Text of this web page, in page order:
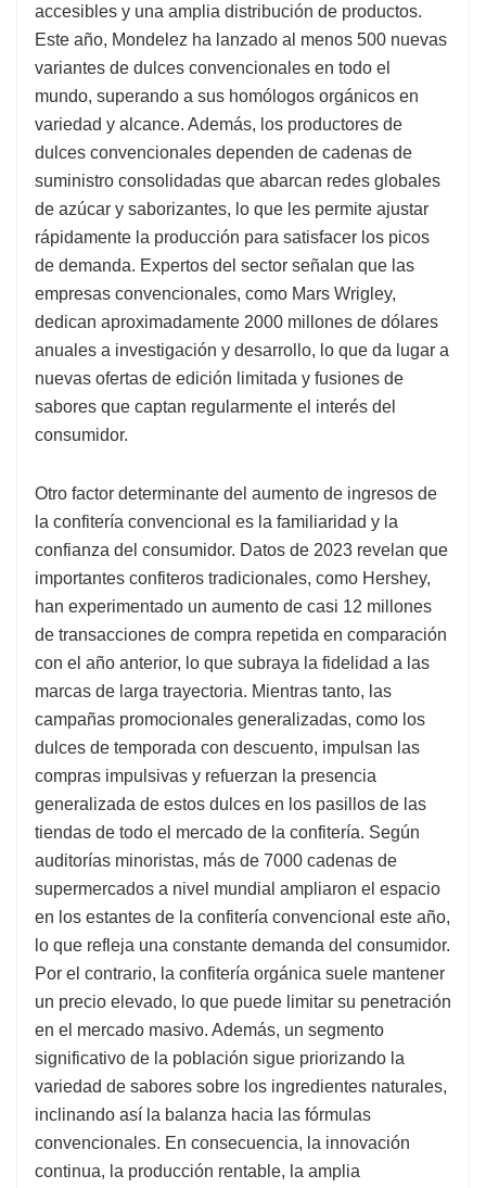
accesibles y una amplia distribución de productos.
Este año, Mondelez ha lanzado al menos 500 nuevas
variantes de dulces convencionales en todo el
mundo, superando a sus homólogos orgánicos en
variedad y alcance. Además, los productores de
dulces convencionales dependen de cadenas de
suministro consolidadas que abarcan redes globales
de azúcar y saborizantes, lo que les permite ajustar
rápidamente la producción para satisfacer los picos
de demanda. Expertos del sector señalan que las
empresas convencionales, como Mars Wrigley,
dedican aproximadamente 2000 millones de dólares
anuales a investigación y desarrollo, lo que da lugar a
nuevas ofertas de edición limitada y fusiones de
sabores que captan regularmente el interés del
consumidor.
Otro factor determinante del aumento de ingresos de
la confitería convencional es la familiaridad y la
confianza del consumidor. Datos de 2023 revelan que
importantes confiteros tradicionales, como Hershey,
han experimentado un aumento de casi 12 millones
de transacciones de compra repetida en comparación
con el año anterior, lo que subraya la fidelidad a las
marcas de larga trayectoria. Mientras tanto, las
campañas promocionales generalizadas, como los
dulces de temporada con descuento, impulsan las
compras impulsivas y refuerzan la presencia
generalizada de estos dulces en los pasillos de las
tiendas de todo el mercado de la confitería. Según
auditorías minoristas, más de 7000 cadenas de
supermercados a nivel mundial ampliaron el espacio
en los estantes de la confitería convencional este año,
lo que refleja una constante demanda del consumidor.
Por el contrario, la confitería orgánica suele mantener
un precio elevado, lo que puede limitar su penetración
en el mercado masivo. Además, un segmento
significativo de la población sigue priorizando la
variedad de sabores sobre los ingredientes naturales,
inclinando así la balanza hacia las fórmulas
convencionales. En consecuencia, la innovación
continua, la producción rentable, la amplia